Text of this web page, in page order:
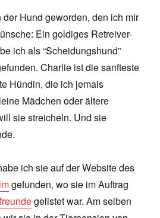
Hund geworden, den ich mir
Ein goldiges Retreiver-
ich als “Scheidungshund”
Charlie ist die sanfteste
Hündin, die ich jemals
Mädchen oder ältere
sie streicheln. Und sie
ich sie auf der Website des
gefunden, wo sie im Auftrag
gelistet war. Am selben